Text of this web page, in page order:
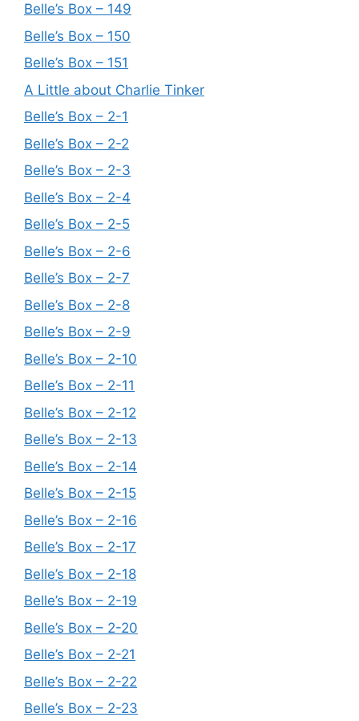
Belle’s Box – 149
Belle’s Box – 150
Belle’s Box – 151
A Little about Charlie Tinker
Belle’s Box – 2-1
Belle’s Box – 2-2
Belle’s Box – 2-3
Belle’s Box – 2-4
Belle’s Box – 2-5
Belle’s Box – 2-6
Belle’s Box – 2-7
Belle’s Box – 2-8
Belle’s Box – 2-9
Belle’s Box – 2-10
Belle’s Box – 2-11
Belle’s Box – 2-12
Belle’s Box – 2-13
Belle’s Box – 2-14
Belle’s Box – 2-15
Belle’s Box – 2-16
Belle’s Box – 2-17
Belle’s Box – 2-18
Belle’s Box – 2-19
Belle’s Box – 2-20
Belle’s Box – 2-21
Belle’s Box – 2-22
Belle’s Box – 2-23